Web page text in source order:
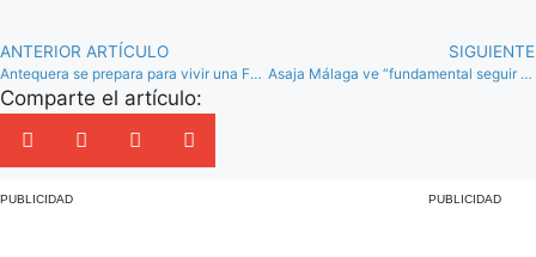
ANTERIOR ARTÍCULO
Antequera se prepara para vivir una Feria de Primavera y Agrogant “sin barreras”
SIGUIENTE
Asaja Málaga ve “fundamental seguir trabajando” para aprovechar el agua regenerada en el sector agrícola
Comparte el artículo:
PUBLICIDAD PUBLICIDAD